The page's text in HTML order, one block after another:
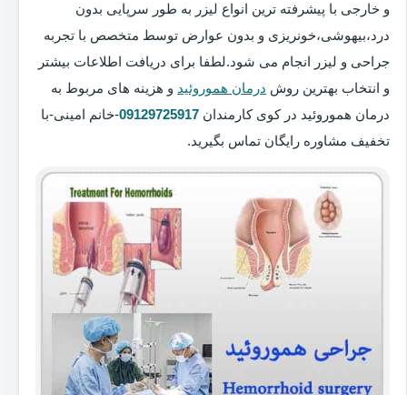
و خارجی با پیشرفته ترین انواع لیزر به طور سرپایی بدون
درد،بیهوشی،خونریزی و بدون عوارض توسط متخصص با تجربه
جراحی و لیزر انجام می شود.لطفا برای دریافت اطلاعات بیشتر
و انتخاب بهترین روش درمان هموروئید و هزینه های مربوط به
درمان هموروئید در کوی کارمندان 09129725917-خانم امینی-با
تخفیف مشاوره رایگان تماس بگیرید.